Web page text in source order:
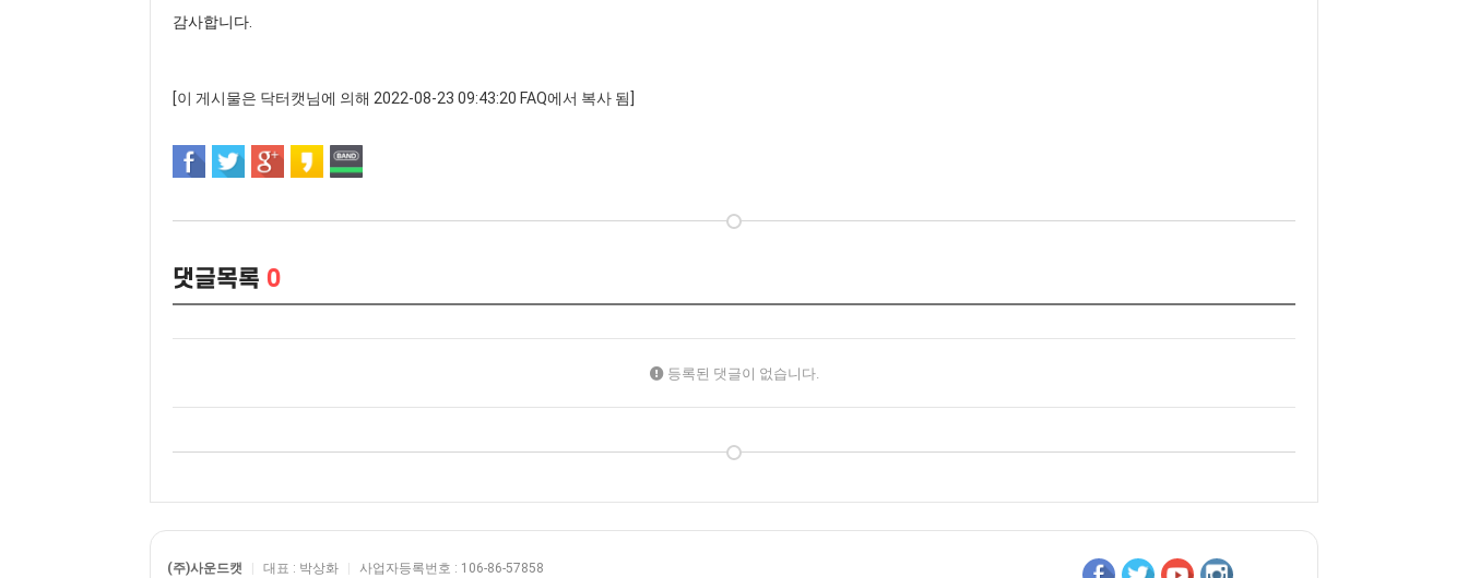
감사합니다.
[이 게시물은 닥터캣님에 의해 2022-08-23 09:43:20 FAQ에서 복사 됨]
댓글목록 0
등록된 댓글이 없습니다.
(주)사운드캣 대표 : 박상화 사업자등록번호 : 106-86-57858